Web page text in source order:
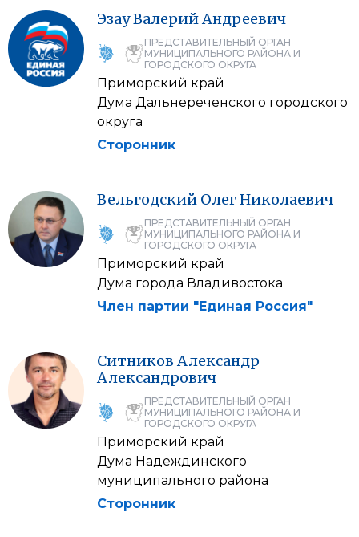
ЭзауВалерийАндреевич
ПРЕДСТАВИТЕЛЬНЫЙ ОРГАН
МУНИЦИПАЛЬНОГО РАЙОНА И
ГОРОДСКОГО ОКРУГА
Приморский край
Дума Дальнереченского городского
округа
Сторонник
Вельгодский ОлегНиколаевич
ПРЕДСТАВИТЕЛЬНЫЙ ОРГАН
МУНИЦИПАЛЬНОГО РАЙОНА И
ГОРОДСКОГО ОКРУГА
Приморский край
Дума города Владивостока
Член партии "Единая Россия"
Ситников Александр
Александрович
ПРЕДСТАВИТЕЛЬНЫЙ ОРГАН
МУНИЦИПАЛЬНОГО РАЙОНА И
ГОРОДСКОГО ОКРУГА
Приморский край
Дума Надеждинского
муниципального района
Сторонник